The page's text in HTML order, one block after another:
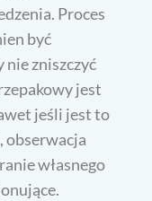
Proces
być
zniszczyć
jest
jeśli jest to
obserwacja
własnego